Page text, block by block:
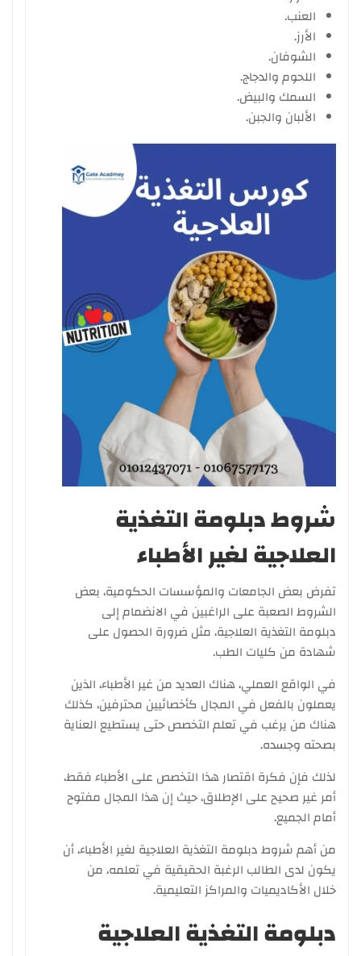
العنب.
الأرز.
الشوفان.
اللحوم والدجاج.
السمك والبيض.
الألبان والجبن.
شروط دبلومة التغذية
العلاجية لغير الأطباء
تفرض بعض الجامعات والمؤسسات الحكومية، بعض
الشروط الصعبة على الراغبين في الانضمام إلى
دبلومة التغذية العلاجية، مثل ضرورة الحصول على
شهادة من كليات الطب.
في الواقع العملي، هناك العديد من غير الأطباء، الذين
يعملون بالفعل في المجال كأخصائيين محترفين، كذلك
هناك من يرغب في تعلم التخصص حتى يستطيع العناية
بصحته وجسده.
لذلك فإن فكرة اقتصار هذا التخصص على الأطباء فقط،
أمر غير صحيح على الإطلاق، حيث إن هذا المجال مفتوح
أمام الجميع.
من أهم شروط دبلومة التغذية العلاجية لغير الأطباء، أن
يكون لدى الطالب الرغبة الحقيقية في تعلمه، من
خلال الأكاديميات والمراكز التعليمية.
دبلومة التغذية العلاجية